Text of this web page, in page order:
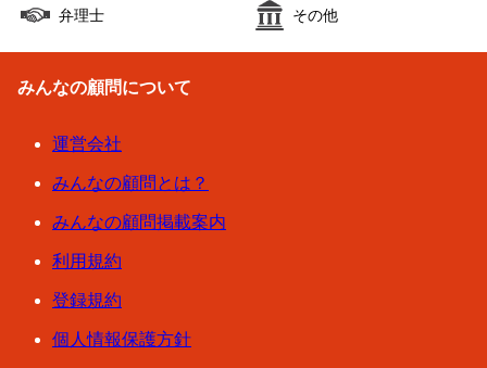
弁理士 その他
みんなの顧問について
運営会社
みんなの顧問とは？
みんなの顧問掲載案内
利用規約
登録規約
個人情報保護方針